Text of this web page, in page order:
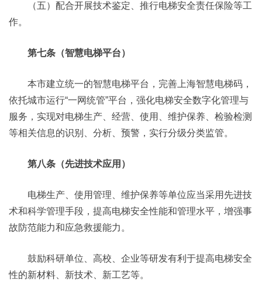
（五）配合开展技术鉴定、推行电梯安全责任保险等工
作。
第七条（智慧电梯平台）
本市建立统一的智慧电梯平台，完善上海智慧电梯码，
依托城市运行“一网统管”平台，强化电梯安全数字化管理与
服务，实现对电梯生产、经营、使用、维护保养、检验检测
等相关信息的识别、分析、预警，实行分级分类监管。
第八条（先进技术应用）
电梯生产、使用管理、维护保养等单位应当采用先进技
术和科学管理手段，提高电梯安全性能和管理水平，增强事
故防范能力和应急救援能力。
鼓励科研单位、高校、企业等研发有利于提高电梯安全
性的新材料、新技术、新工艺等。